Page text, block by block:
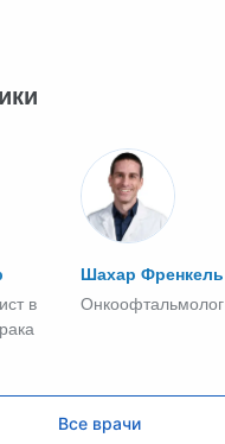
в
Шахар Френкель
Онкоофтальмолог
Все врачи